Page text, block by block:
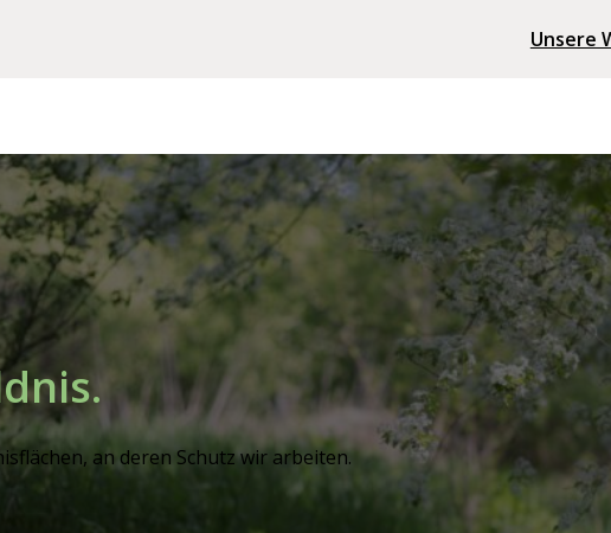
Unsere
an deren Schutz wir arbeiten.